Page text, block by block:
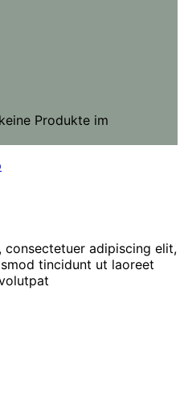
Produkte im
adipiscing elit,
tincidunt ut laoreet